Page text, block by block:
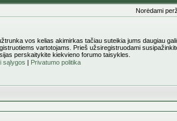
Norėdami
vos kelias akimirkas tačiau suteikia jums daugiau
vartotojams. Prieš užsiregistruodami
perskaitykite kiekvieno forumo taisykles.
sąlygos | Privatumo politika